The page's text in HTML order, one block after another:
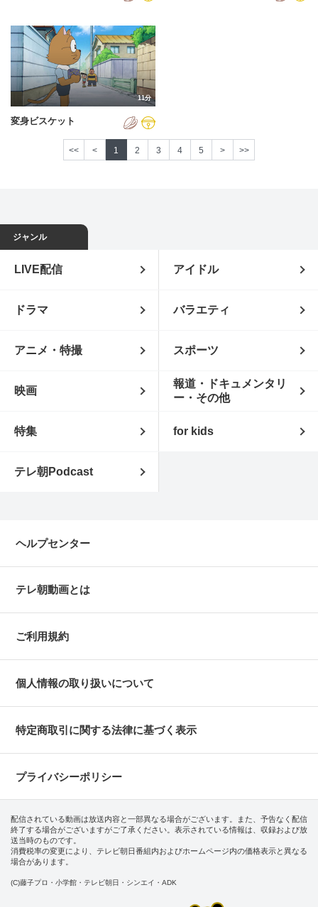
11分
変身ビスケット
<< < 1 2 3 4 5 > >>
ジャンル
LIVE配信 アイドル
ドラマ バラエティ
アニメ・特撮 スポーツ
映画
報道・ドキュメンタリ
ー・その他
特集 for kids
テレ朝Podcast
ヘルプセンター
テレ朝動画とは
ご利用規約
個人情報の取り扱いについて
特定商取引に関する法律に基づく表示
プライバシーポリシー
配信されている動画は放送内容と一部異なる場合がございます。また、予告なく配信
終了する場合がございますがご了承ください。表示されている情報は、収録および放
送当時のものです。
消費税率の変更により、テレビ朝日番組内およびホームページ内の価格表示と異なる
場合があります。
(C)藤子プロ・小学館・テレビ朝日・シンエイ・ADK